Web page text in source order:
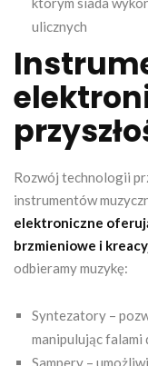
ulicznych
Rozwój technologii
instrumentów
elektroniczne
brzmieniowe i
odbieramy muzykę:
Syntezatory –
manipulując falami
Sampery –